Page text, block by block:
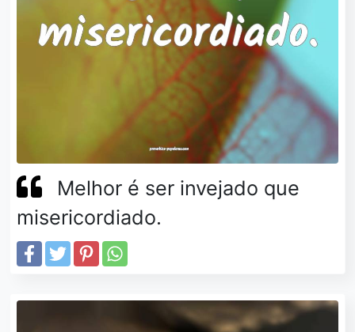
Melhor é ser invejado que
misericordiado.